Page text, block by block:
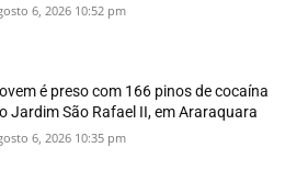
6, 2026 10:52 pm
é preso com 166 pinos de cocaína
Jardim São Rafael II, em Araraquara
6, 2026 10:35 pm